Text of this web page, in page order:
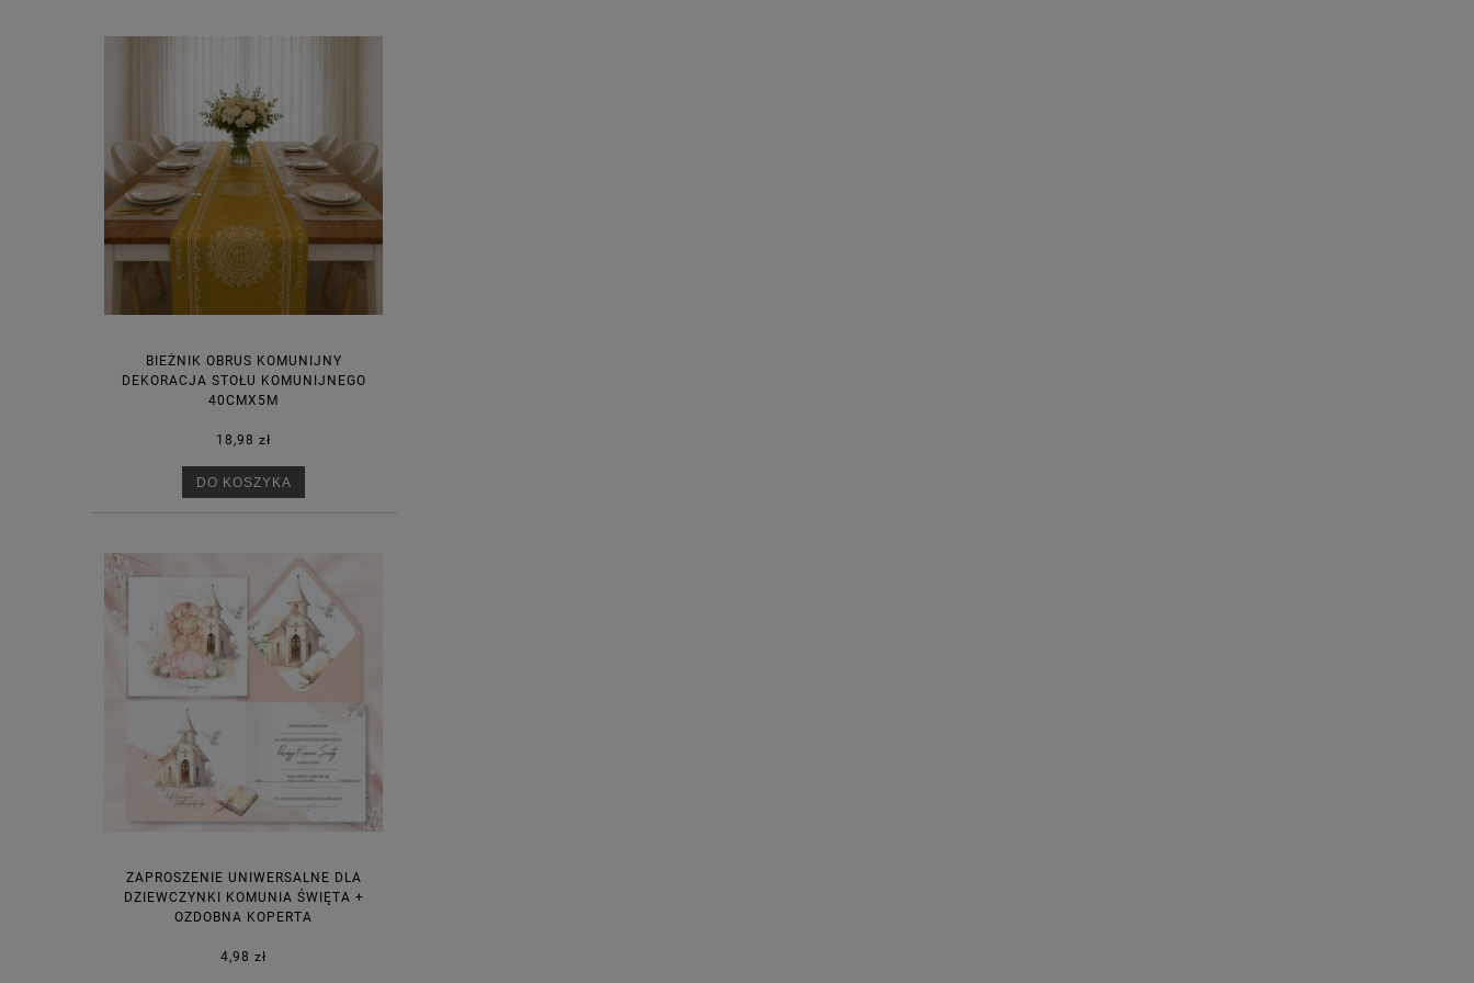
BIEŻNIK OBRUS KOMUNIJNY
DEKORACJA STOŁU KOMUNIJNEGO
40CMX5M
18,98 zł
DO KOSZYKA
ZAPROSZENIE UNIWERSALNE DLA
DZIEWCZYNKI KOMUNIA ŚWIĘTA +
OZDOBNA KOPERTA
4,98 zł